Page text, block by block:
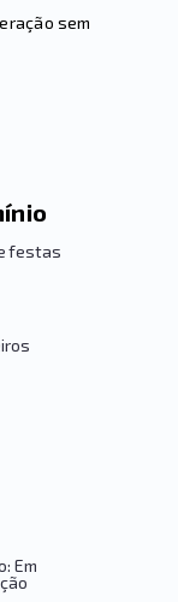
sem
festas
Em